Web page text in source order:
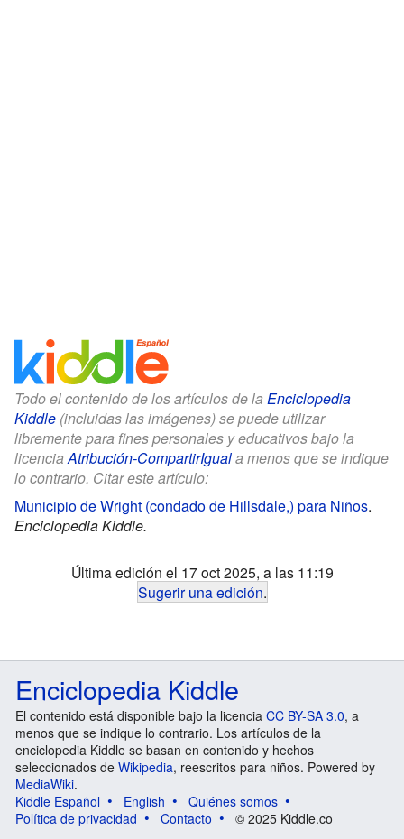
Todo el contenido de los artículos de la Enciclopedia
Kiddle (incluidas las imágenes) se puede utilizar
libremente para fines personales y educativos bajo la
licenciaAtribución-CompartirIguala menos que se indique
lo contrario. Citar este artículo:
Municipio de Wright (condado de Hillsdale,) para Niños.
Enciclopedia Kiddle.
Última edición el 17 oct 2025, a las 11:19
Sugerir una edición.
Enciclopedia Kiddle
El contenido está disponible bajo la licencia CC BY-SA 3.0, a
menos que se indique lo contrario. Los artículos de la
enciclopedia Kiddle se basan en contenido y hechos
seleccionados de Wikipedia, reescritos para niños. Powered by
MediaWiki.
Kiddle Español
English
Quiénes somos
Política de privacidad
Contacto © 2025 Kiddle.co